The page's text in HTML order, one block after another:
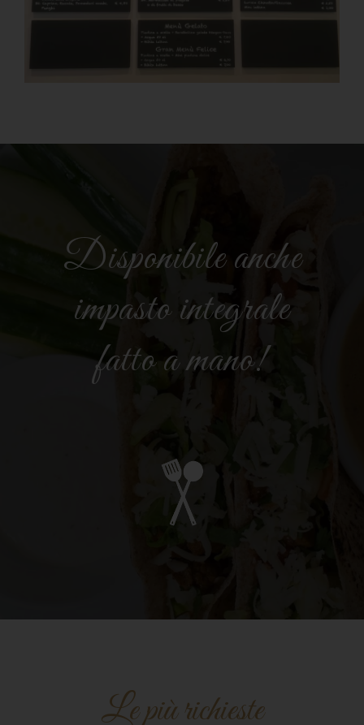
Disponibile anche
impasto integrale
fatto a mano!
Le più richieste